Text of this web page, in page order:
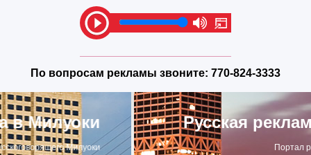
По вопросам рекламы звоните: 770-824-3333
Русская реклама в Милуоки
Портал русскоговорящего Милуоки